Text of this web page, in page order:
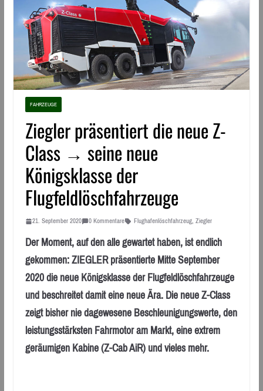
FAHRZEUGE
Ziegler präsentiert die neue Z-
Class → seine neue
Königsklasse der
Flugfeldlöschfahrzeuge
21. September 2020 0 Kommentare Flughafenlöschfahrzeug, Ziegler
Der Moment, auf den alle gewartet haben, ist endlich
gekommen: ZIEGLER präsentierte Mitte September
2020 die neue Königsklasse der Flugfeldlöschfahrzeuge
und beschreitet damit eine neue Ära. Die neue Z-Class
zeigt bisher nie dagewesene Beschleunigungswerte, den
leistungsstärksten Fahrmotor am Markt, eine extrem
geräumigen Kabine (Z-Cab AiR) und vieles mehr.